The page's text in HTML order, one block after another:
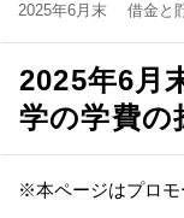
2025年6月末 借金と貯
2025年6月
学の学費の
※本ページはプロモ